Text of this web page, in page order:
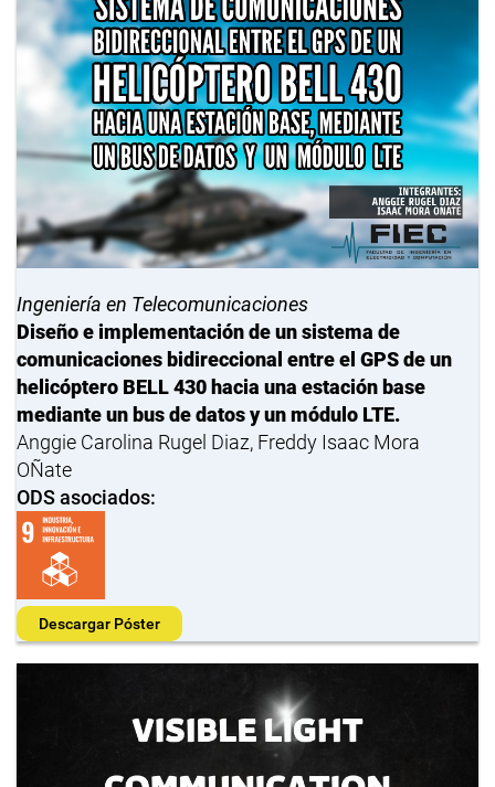
Ingeniería en Telecomunicaciones
Diseño e implementación de un sistema de
comunicaciones bidireccional entre el GPS de un
helicóptero BELL 430 hacia una estación base
mediante un bus de datos y un módulo LTE.
Anggie Carolina Rugel Diaz, Freddy Isaac Mora
OÑate
ODS asociados:
Descargar Póster